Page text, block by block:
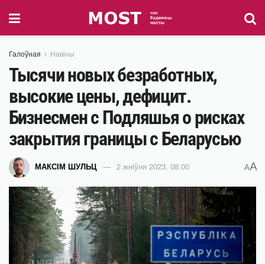
Галоўная Навіны
Тысячи новых безработных,
высокие цены, дефицит.
Бизнесмен c Подляшья о рисках
закрытия границы с Беларусью
МАКСІМ ШУЛЬЦ 2 жніўня 2023, 08:00 AA